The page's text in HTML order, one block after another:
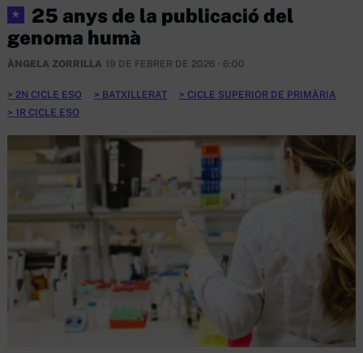
★
25 anys de la publicació del
genoma humà
ÀNGELA ZORRILLA 19 DE FEBRER DE 2026 · 6:00
2N CICLE ESO BATXILLERAT
CICLE SUPERIOR DE PRIMÀRIA
1R CICLE ESO